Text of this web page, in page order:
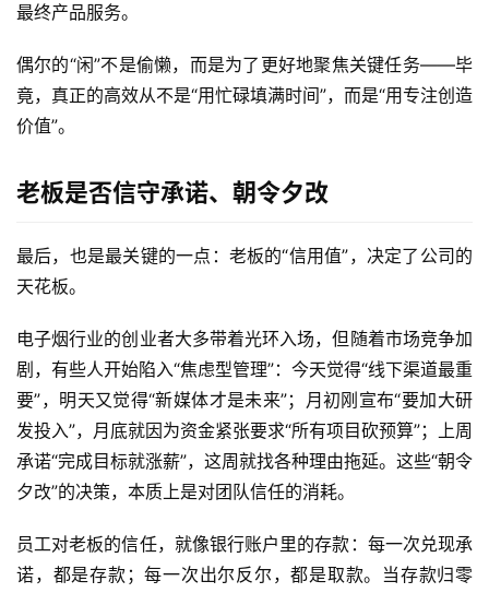
弹
国
标
系
最终产品服务。
偶尔的“闲”不是偷懒，而是为了更好地聚焦关键任务——毕
竟，真正的高效从不是“用忙碌填满时间”，而是“用专注创造
价值”。
老板是否信守承诺、朝令夕改
最后，也是最关键的一点：老板的“信用值”，决定了公司的
天花板。
电子烟行业的创业者大多带着光环入场，但随着市场竞争加
剧，有些人开始陷入“焦虑型管理”：今天觉得“线下渠道最重
要”，明天又觉得“新媒体才是未来”；月初刚宣布“要加大研
发投入”，月底就因为资金紧张要求“所有项目砍预算”；上周
承诺“完成目标就涨薪”，这周就找各种理由拖延。这些“朝令
夕改”的决策，本质上是对团队信任的消耗。
员工对老板的信任，就像银行账户里的存款：每一次兑现承
诺，都是存款；每一次出尔反尔，都是取款。当存款归零